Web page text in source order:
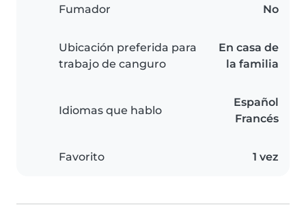
Fumador No
Ubicación preferida para
trabajo de canguro
En casa de
la familia
Idiomas que hablo
Español
Francés
Favorito 1 vez